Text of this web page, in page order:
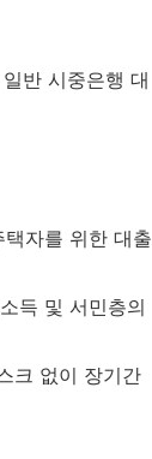
반 시중은행 대
자를 위한 대출
득 및 서민층의
크 없이 장기간